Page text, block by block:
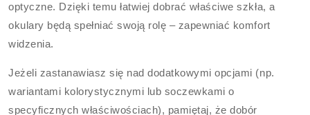
optyczne. Dzięki temu łatwiej dobrać właściwe szkła, a
okulary będą spełniać swoją rolę – zapewniać komfort
widzenia.
Jeżeli zastanawiasz się nad dodatkowymi opcjami (np.
wariantami kolorystycznymi lub soczewkami o
specyficznych właściwościach), pamiętaj, że dobór